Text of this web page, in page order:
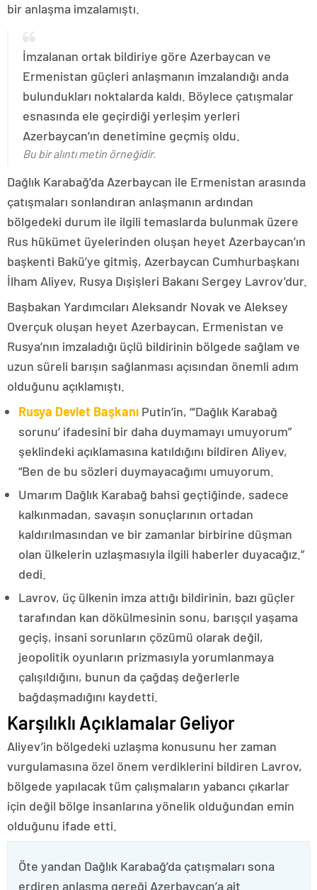
bir anlaşma imzalamıştı.
İmzalanan ortak bildiriye göre Azerbaycan ve
Ermenistan güçleri anlaşmanın imzalandığı anda
bulundukları noktalarda kaldı. Böylece çatışmalar
esnasında ele geçirdiği yerleşim yerleri
Azerbaycan’ın denetimine geçmiş oldu.
Bu bir alıntı metin örneğidir.
Dağlık Karabağ’da Azerbaycan ile Ermenistan arasında
çatışmaları sonlandıran anlaşmanın ardından
bölgedeki durum ile ilgili temaslarda bulunmak üzere
Rus hükümet üyelerinden oluşan heyet Azerbaycan’ın
başkenti Bakü’ye gitmiş, Azerbaycan Cumhurbaşkanı
İlham Aliyev, Rusya Dışişleri Bakanı Sergey Lavrov’dur.
Başbakan Yardımcıları Aleksandr Novak ve Aleksey
Overçuk oluşan heyet Azerbaycan, Ermenistan ve
Rusya’nın imzaladığı üçlü bildirinin bölgede sağlam ve
uzun süreli barışın sağlanması açısından önemli adım
olduğunu açıklamıştı.
Rusya Devlet Başkanı Putin’in, “‘Dağlık Karabağ
sorunu’ ifadesini bir daha duymamayı umuyorum”
şeklindeki açıklamasına katıldığını bildiren Aliyev,
“Ben de bu sözleri duymayacağımı umuyorum.
Umarım Dağlık Karabağ bahsi geçtiğinde, sadece
kalkınmadan, savaşın sonuçlarının ortadan
kaldırılmasından ve bir zamanlar birbirine düşman
olan ülkelerin uzlaşmasıyla ilgili haberler duyacağız.”
dedi.
Lavrov, üç ülkenin imza attığı bildirinin, bazı güçler
tarafından kan dökülmesinin sonu, barışçıl yaşama
geçiş, insani sorunların çözümü olarak değil,
jeopolitik oyunların prizmasıyla yorumlanmaya
çalışıldığını, bunun da çağdaş değerlerle
bağdaşmadığını kaydetti.
Karşılıklı Açıklamalar Geliyor
Aliyev’in bölgedeki uzlaşma konusunu her zaman
vurgulamasına özel önem verdiklerini bildiren Lavrov,
bölgede yapılacak tüm çalışmaların yabancı çıkarlar
için değil bölge insanlarına yönelik olduğundan emin
olduğunu ifade etti.
Öte yandan Dağlık Karabağ’da çatışmaları sona
erdiren anlaşma gereği Azerbaycan’a ait